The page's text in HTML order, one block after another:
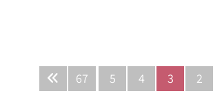
2
3
4
5
67